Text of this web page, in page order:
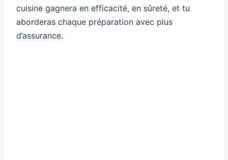
cuisine gagnera en efficacité, en sûreté, et tu
aborderas chaque préparation avec plus
d’assurance.